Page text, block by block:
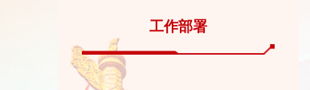
工作部署